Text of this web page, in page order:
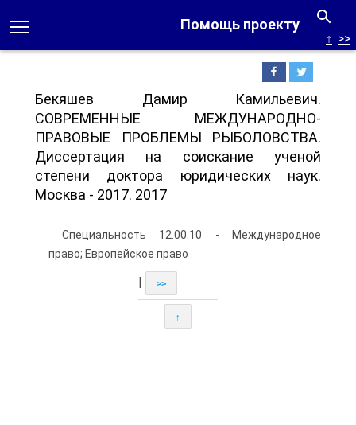
Помощь проекту
↑ >>
Бекяшев Дамир Камильевич.
СОВРЕМЕННЫЕ МЕЖДУНАРОДНО-
ПРАВОВЫЕ ПРОБЛЕМЫ РЫБОЛОВСТВА.
Диссертация на соискание ученой
степени доктора юридических наук.
Москва - 2017. 2017
Специальность 12.00.10 - Международное
право; Европейское право
>>
↑